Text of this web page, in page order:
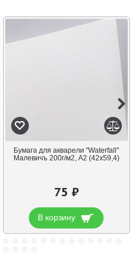
Бумага для акварели "Waterfall"
Малевичъ 200г/м2, А2 (42х59,4)
75 ₽
В корзину